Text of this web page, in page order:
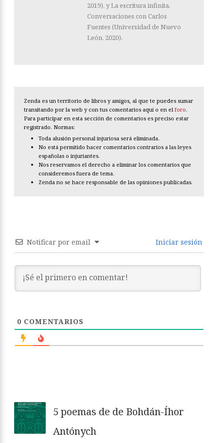
2019), y La escritura infinita.
Conversaciones con Carlos
Fuentes (Universidad de Nuevo
León, 2020).
Zenda es un territorio de libros y amigos, al que te puedes sumar
transitando por la web y con tus comentarios aquí o en el foro.
Para participar en esta sección de comentarios es preciso estar
registrado. Normas:
Toda alusión personal injuriosa será eliminada.
No está permitido hacer comentarios contrarios a las leyes
españolas o injuriantes.
Nos reservamos el derecho a eliminar los comentarios que
consideremos fuera de tema.
Zenda no se hace responsable de las opiniones publicadas.
Notificar por email Iniciar sesión
0 COMENTARIOS
5 poemas de de Bohdán-Íhor
Antónych